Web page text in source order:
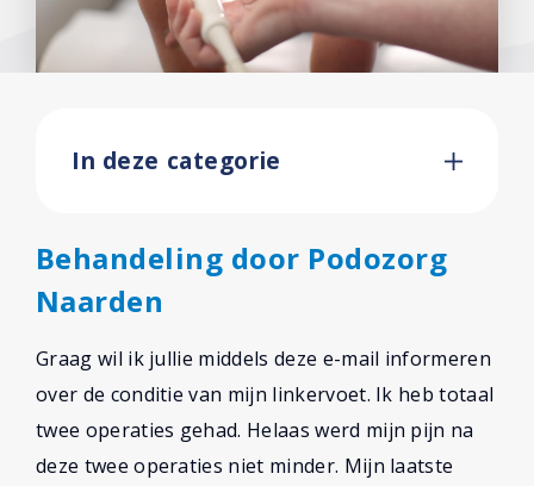
In deze categorie
Behandeling door Podozorg
Naarden
Graag wil ik jullie middels deze e-mail informeren
over de conditie van mijn linkervoet. Ik heb totaal
twee operaties gehad. Helaas werd mijn pijn na
deze twee operaties niet minder. Mijn laatste